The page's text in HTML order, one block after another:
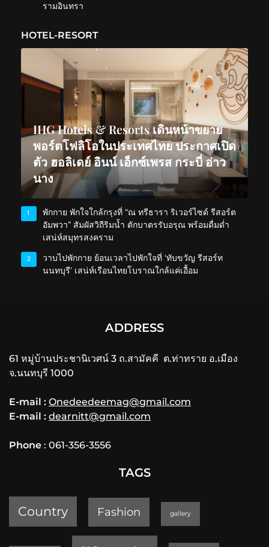
รามอินทรา
HOTEL-RESORT
IHG Hotels & Resorts เดินหน้าขยาย
พอร์ตโฟลิโอในประเทศไทย ประกาศเปิด
ตัว ฮอลิเดย์ อินน์ เอ็กซ์เพรส กระบี่ อ่าว
นาง
1
พักกาย พักใจใกล้กรุงที่ “ณ ทรีธารา ริเวอร์ไซด์ รีสอร์ต
อัมพวา” สัมผัสวิถีริมน้ำ ตักบาตรรับอรุณ พร้อมดื่มด่ำ
เสน่ห์สมุทรสงคราม
2
วาบไปพักกาย ย้อนเวลาไปพักใจที่ ‘ทับขวัญ รีสอร์ท
นนทบุรี’ เสน่ห์เรือนไทยโบราณใกล้แค่เอื้อม
ADDRESS
61 หมู่บ้านประชานิเวศน์ 3 ถ.สามัคคี ต.ท่าทราย อ.เมือง
จ.นนทบุรี 1000
E-mail : Onedeedeemag@gmail.com
E-mail : dearnitt@gmail.com
Phone : 061-356-3556
TAGS
Country Fashion gallery